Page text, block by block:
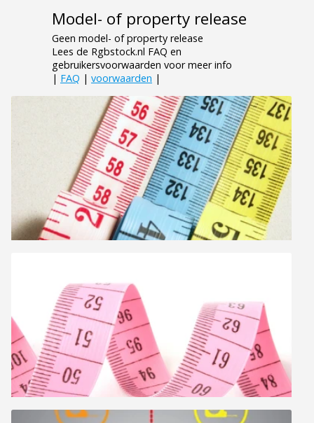
Model- of property release
Geen model- of property release
Lees de Rgbstock.nl FAQ en
gebruikersvoorwaarden voor meer info
| FAQ | voorwaarden |